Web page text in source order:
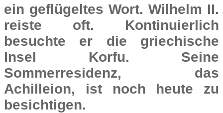
ein geflügeltes Wort. Wilhelm II.
reiste oft. Kontinuierlich
besuchte er die griechische
Insel Korfu. Seine
Sommerresidenz, das
Achilleion, ist noch heute zu
besichtigen.